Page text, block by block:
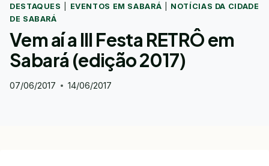
DESTAQUES EVENTOS EM SABARÁ
NOTÍCIAS DA CIDADE
DE SABARÁ
Vem aí a III Festa RETRÔ em
Sabará (edição 2017)
07/06/2017 14/06/2017